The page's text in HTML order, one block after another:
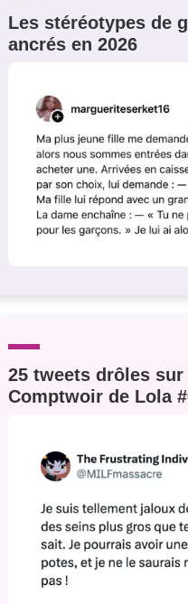
Les stéréotypes de
ancrés en 2026
25 tweets drôles sur
Comptwoir de Lola